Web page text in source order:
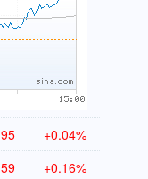
+0.04%
+0.16%